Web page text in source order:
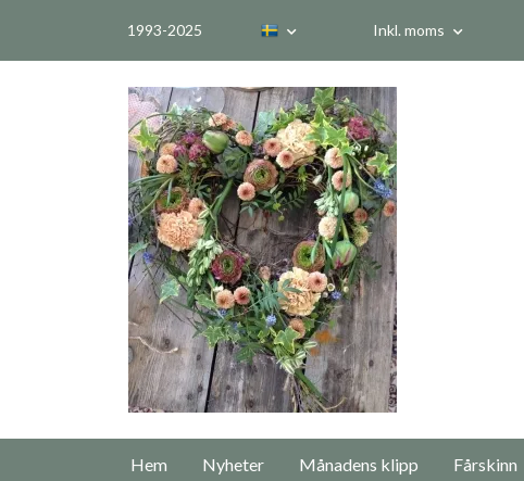
1993-2025 Inkl. moms
Hem Nyheter Månadens klipp Fårskinn